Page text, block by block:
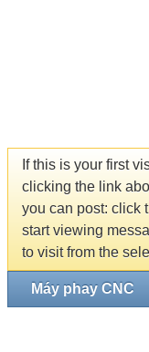
If this is your first
clicking the link
you can post: click
start viewing
to visit from the
Máy phay CNC